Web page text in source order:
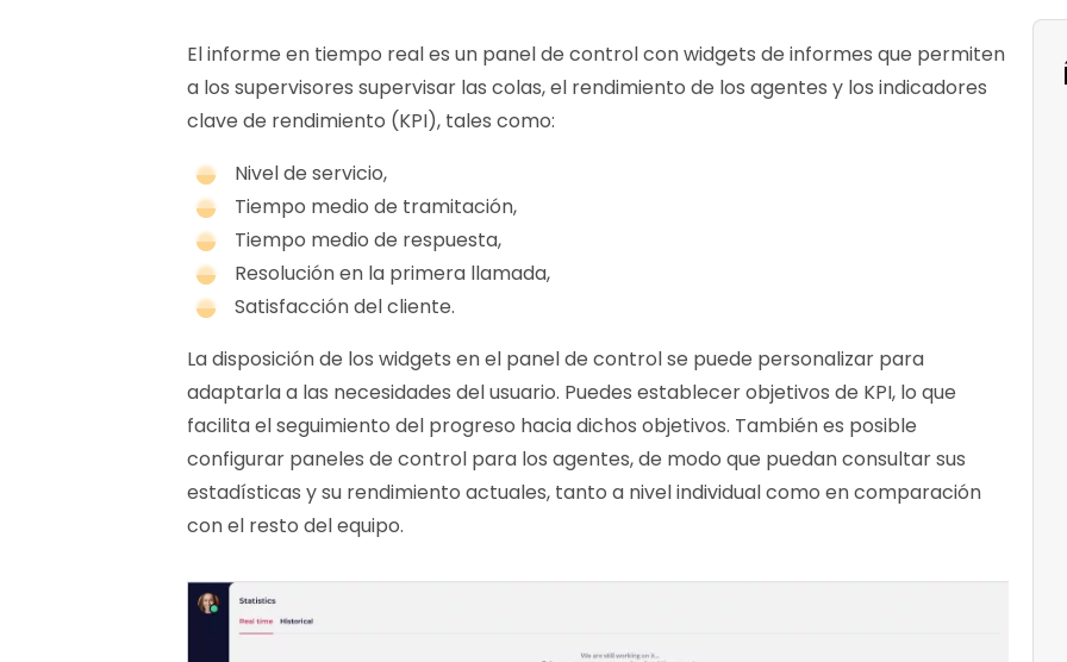
El informe en tiempo real es un panel de control con widgets de informes que permiten
a los supervisores supervisar las colas, el rendimiento de los agentes y los indicadores
clave de rendimiento (KPI), tales como:
Nivel de servicio,
Tiempo medio de tramitación,
Tiempo medio de respuesta,
Resolución en la primera llamada,
Satisfacción del cliente.
La disposición de los widgets en el panel de control se puede personalizar para
adaptarla a las necesidades del usuario. Puedes establecer objetivos de KPI, lo que
facilita el seguimiento del progreso hacia dichos objetivos. También es posible
configurar paneles de control para los agentes, de modo que puedan consultar sus
estadísticas y su rendimiento actuales, tanto a nivel individual como en comparación
con el resto del equipo.